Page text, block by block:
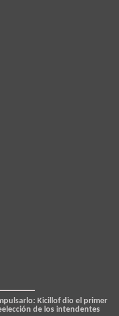
Kicillof dio el primer
de los intendentes